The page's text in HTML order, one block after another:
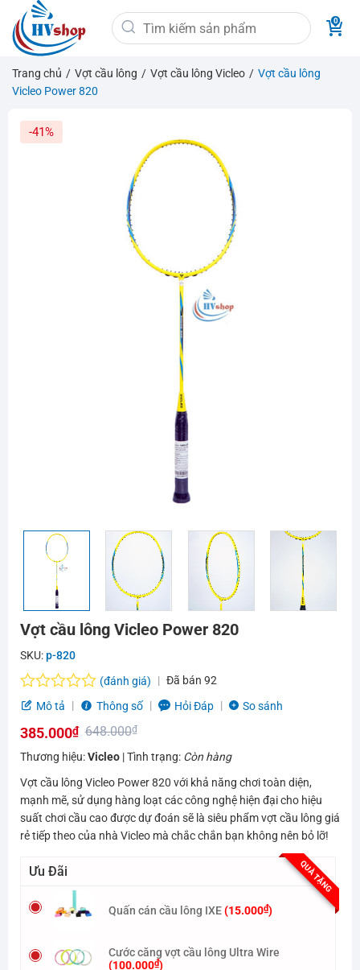
qua
nội
dung
Tìm
kiếm:
Trang chủ / Vợt cầu lông / Vợt cầu lông Vicleo / Vợt cầu lông
Vicleo Power 820
-41%
Vợt cầu lông Vicleo Power 820
SKU:p-820
Được
hạng
0.0
5
sao
(đánh giá) Đã bán 92
Mô tả
Thông số Hỏi Đáp So sánh
648.000₫
Giá
là:
648.000₫.
385.000₫
Giá
hiện
tại
là:
385.000₫.
Thương hiệu:Vicleo| Tình trạng: Còn hàng
Vợt cầu lông Vicleo Power 820 với khả năng chơi toàn diện,
mạnh mẽ, sử dụng hàng loạt các công nghệ hiện đại cho hiệu
suất chơi cầu cao được dự đoán sẽ là siêu phẩm vợt cầu lông giá
rẻ tiếp theo của nhà Vicleo mà chắc chắn bạn không nên bỏ lỡ!
QUÀ TẶNG
Ưu Đãi
Quấn cán cầu lông IXE(15.000₫)
Cước căng vợt cầu lông Ultra Wire
(100.000₫)